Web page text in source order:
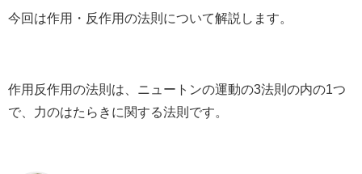
今回は作用・反作用の法則について解説します。
作用反作用の法則は、ニュートンの運動の3法則の内の1つ
で、力のはたらきに関する法則です。